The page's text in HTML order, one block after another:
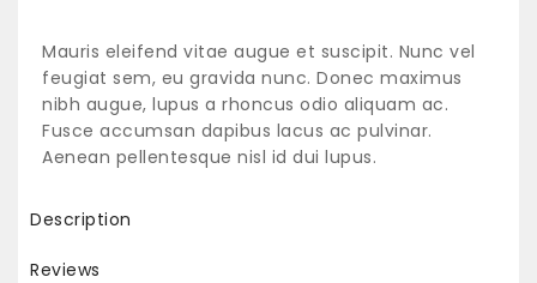
Mauris eleifend vitae augue et suscipit. Nunc vel
feugiat sem, eu gravida nunc. Donec maximus
nibh augue, lupus a rhoncus odio aliquam ac.
Fusce accumsan dapibus lacus ac pulvinar.
Aenean pellentesque nisl id dui lupus.
Description
Reviews